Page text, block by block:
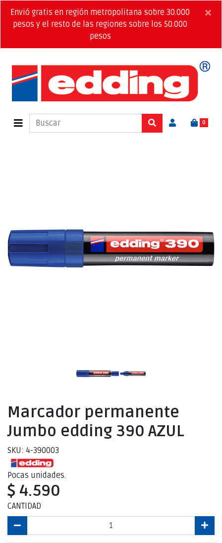
Envió gratis en región metropolitana sobre 30.000
pesos y el resto de las regiones sobre los 50.000
pesos
×
0
Marcador permanente
Jumbo edding 390 AZUL
SKU: 4-390003
Pocas unidades.
$ 4.590
CANTIDAD